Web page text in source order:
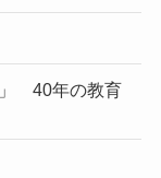
」 40年の教育